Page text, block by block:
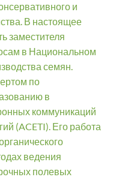
и
В настоящее
заместителя
в Национальном
семян.
по
в
коммуникаций
(ACETI). Его работа
ведения
полевых